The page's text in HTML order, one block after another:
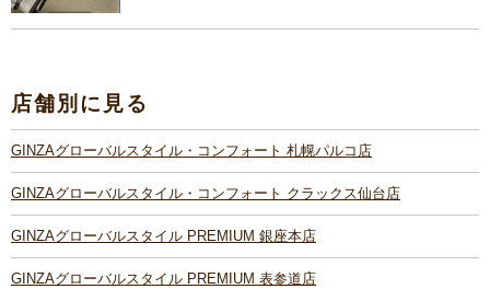
店舗別に見る
GINZAグローバルスタイル・コンフォート 札幌パルコ店
GINZAグローバルスタイル・コンフォート クラックス仙台店
GINZAグローバルスタイル PREMIUM 銀座本店
GINZAグローバルスタイル PREMIUM 表参道店